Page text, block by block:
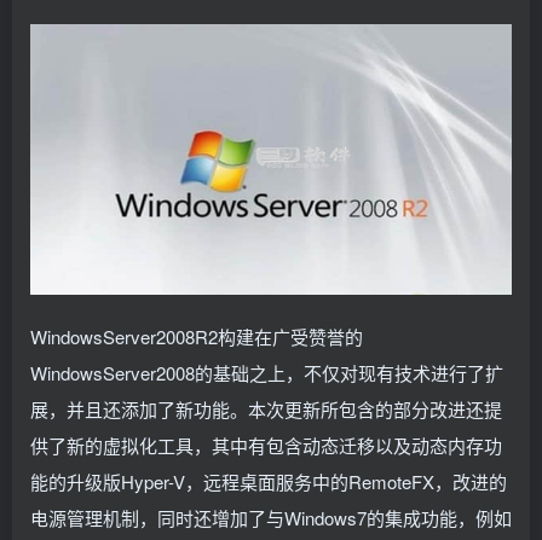
WindowsServer2008R2构建在广受赞誉的
WindowsServer2008的基础之上，不仅对现有技术进行了扩
展，并且还添加了新功能。本次更新所包含的部分改进还提
供了新的虚拟化工具，其中有包含动态迁移以及动态内存功
能的升级版Hyper-V，远程桌面服务中的RemoteFX，改进的
电源管理机制，同时还增加了与Windows7的集成功能，例如